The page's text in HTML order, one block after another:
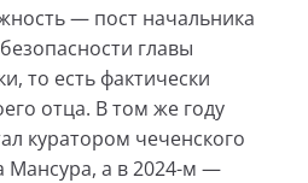
— пост начальника
главы
то есть фактически
отца. В том же году
куратором чеченского
Мансура, а в 2024-м —